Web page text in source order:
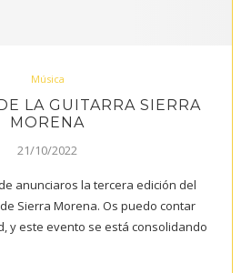
Música
LA GUITARRA SIERRA
MORENA
21/10/2022
anunciaros la tercera edición del
Sierra Morena. Os puedo contar
y este evento se está consolidando